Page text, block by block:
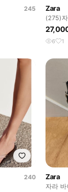
245
Zara
(275)
6 1
240
Zara
자라